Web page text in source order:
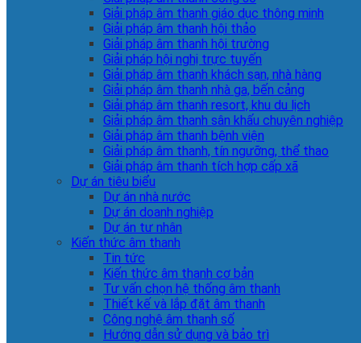
Giải pháp âm thanh giáo dục thông minh
Giải pháp âm thanh hội thảo
Giải pháp âm thanh hội trường
Giải pháp hội nghị trực tuyến
Giải pháp âm thanh khách sạn, nhà hàng
Giải pháp âm thanh nhà ga, bến cảng
Giải pháp âm thanh resort, khu du lịch
Giải pháp âm thanh sân khấu chuyên nghiệp
Giải pháp âm thanh bệnh viện
Giải pháp âm thanh, tín ngưỡng, thể thao
Giải pháp âm thanh tích hợp cấp xã
Dự án tiêu biểu
Dự án nhà nước
Dự án doanh nghiệp
Dự án tư nhân
Kiến thức âm thanh
Tin tức
Kiến thức âm thanh cơ bản
Tư vấn chọn hệ thống âm thanh
Thiết kế và lắp đặt âm thanh
Công nghệ âm thanh số
Hướng dẫn sử dụng và bảo trì